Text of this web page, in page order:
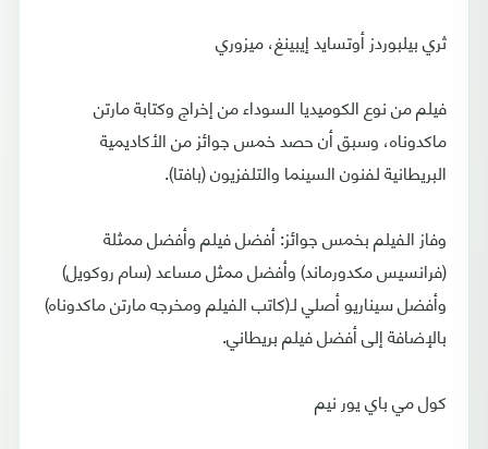
ثري بيلبوردز أوتسايد إيبينغ، ميزوري
فيلم من نوع الكوميديا السوداء من إخراج وكتابة مارتن
ماكدوناه، وسبق أن حصد خمس جوائز من الأكاديمية
البريطانية لفنون السينما والتلفزيون (بافتا).
وفاز الفيلم بخمس جوائز: أفضل فيلم وأفضل ممثلة
(فرانسيس مكدورماند) وأفضل ممثل مساعد (سام روكويل)
وأفضل سيناريو أصلي لـ(كاتب الفيلم ومخرجه مارتن ماكدوناه)
بالإضافة إلى أفضل فيلم بريطاني.
كول مي باي يور نيم